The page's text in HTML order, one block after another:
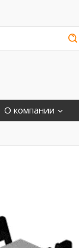
О компании